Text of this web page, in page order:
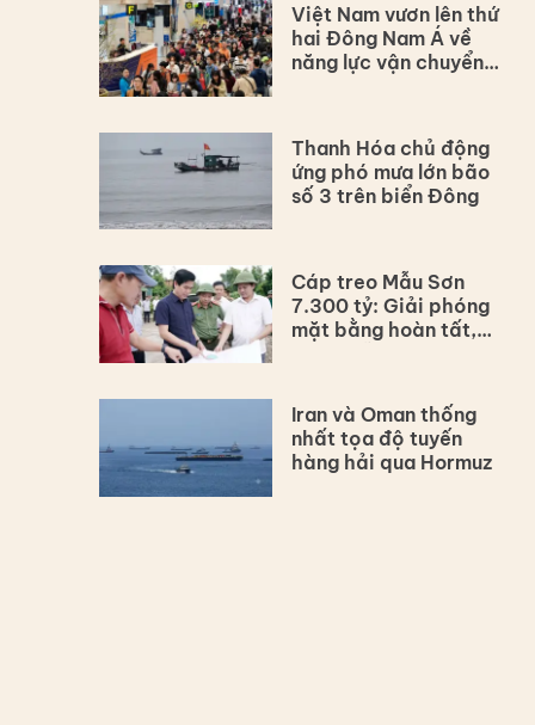
Việt Nam vươn lên thứ
hai Đông Nam Á về
năng lực vận chuyển
Thanh Hóa chủ động
ứng phó mưa lớn bão
số 3 trên biển Đông
Cáp treo Mẫu Sơn
7.300 tỷ: Giải phóng
mặt bằng hoàn tất,
Iran và Oman thống
nhất tọa độ tuyến
hàng hải qua Hormuz